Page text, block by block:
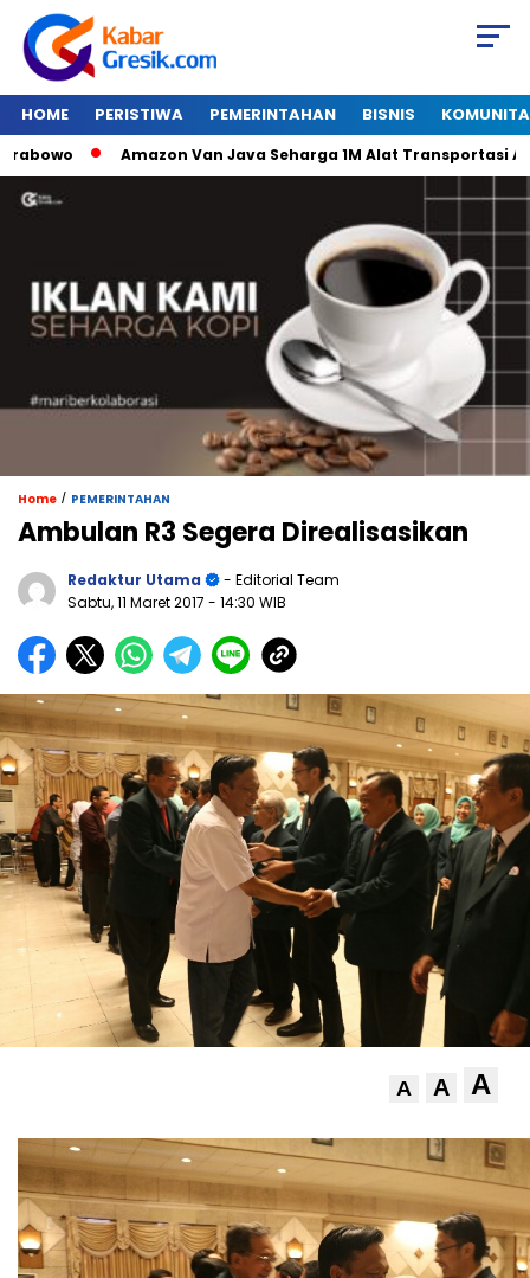
HOME PERISTIWA PEMERINTAHAN BISNIS
Amazon Van Java Seharga 1M Alat Transportasi Antar
Home / PEMERINTAHAN
Ambulan R3 Segera Direalisasikan
Redaktur Utama
- Editorial Team
Sabtu, 11 Maret 2017 - 14:30 WIB
A A A